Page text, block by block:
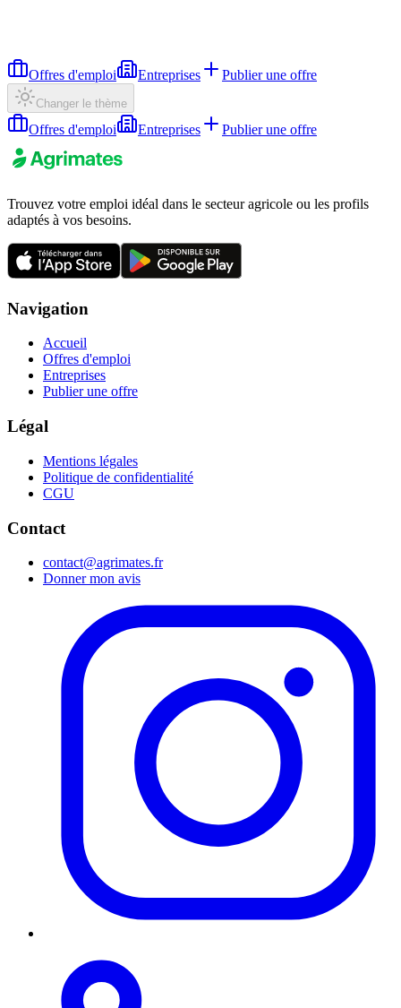
Offres d'emploi Entreprises Publier une offre
Changer le thème
Offres d'emploi Entreprises Publier une offre
Trouvez votre emploi idéal dans le secteur agricole ou les profils
adaptés à vos besoins.
Navigation
Accueil
Offres d'emploi
Entreprises
Publier une offre
Légal
Mentions légales
Politique de confidentialité
CGU
Contact
contact@agrimates.fr
Donner mon avis